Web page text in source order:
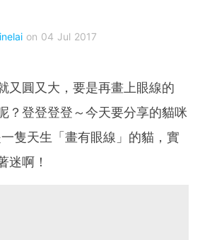
on 04 Jul 2017
又圓又大，要是再畫上眼線的
？登登登登～今天要分享的貓咪
隻天生「畫有眼線」的貓，實
迷啊！